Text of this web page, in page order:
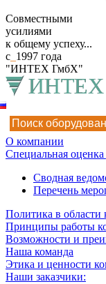
Совместными
усилиями
к общему успеху...
с 1997 года
"ИНТЕХ ГмбХ"
О компании
Специальная оценка
Сводная
Перечень
Политика в области
Принципы работы
Возможности и
Наша команда
Этика и ценности
Наши заказчики: